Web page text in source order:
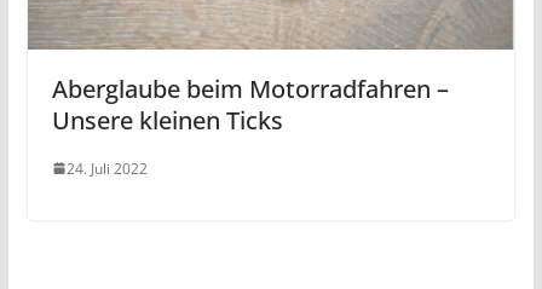
Aberglaube beim Motorradfahren –
Unsere kleinen Ticks
24. Juli 2022